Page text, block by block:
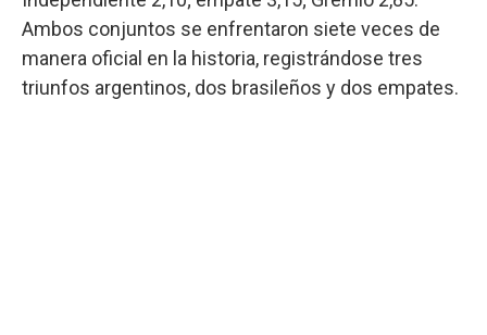
Ambos conjuntos se enfrentaron siete veces de
manera oficial en la historia, registrándose tres
triunfos argentinos, dos brasileños y dos empates.